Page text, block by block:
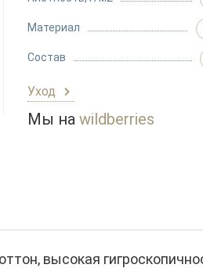
Материал
Состав
Уход
Мы на wildberries
высокая